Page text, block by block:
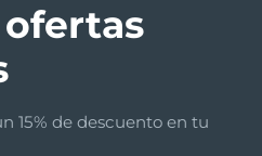
15% de descuento en tu